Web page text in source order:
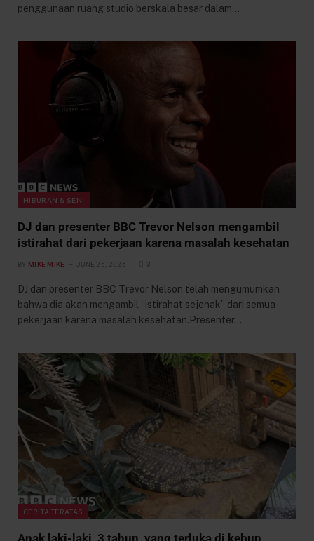
penggunaan ruang studio berskala besar dalam…
HIBURAN & SENI
DJ dan presenter BBC Trevor Nelson mengambil
istirahat dari pekerjaan karena masalah kesehatan
BY MIKE MIKE JUNE 26, 2026 3
DJ dan presenter BBC Trevor Nelson telah mengumumkan
bahwa dia akan mengambil “istirahat sejenak” dari semua
pekerjaan karena masalah kesehatan.Presenter…
CERITA TERATAS